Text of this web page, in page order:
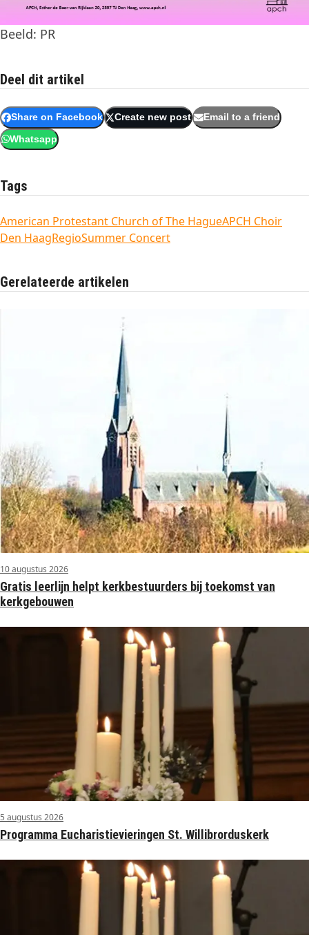
Beeld: PR
Deel dit artikel
Share on Facebook Create new post Email to a friend
Whatsapp
Tags
American Protestant Church of The HagueAPCH Choir
Den HaagRegioSummer Concert
Gerelateerde artikelen
10 augustus 2026
Gratis leerlijn helpt kerkbestuurders bij toekomst van
kerkgebouwen
5 augustus 2026
Programma Eucharistievieringen St. Willibrorduskerk